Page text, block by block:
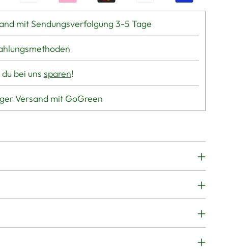
mit Sendungsverfolgung 3-5 Tage
bei uns sparen!
Versand mit GoGreen